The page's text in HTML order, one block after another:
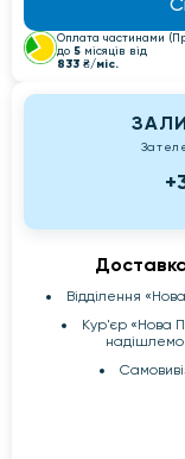
Оплата частинами
до 5 місяців від
833 ₴/міс.
Відділення
Кур'єр «Нова
надішлемо